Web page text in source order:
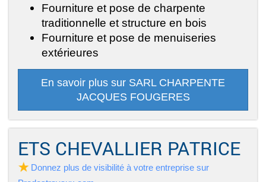
Fourniture et pose de charpente
traditionnelle et structure en bois
Fourniture et pose de menuiseries
extérieures
En savoir plus sur SARL CHARPENTE
JACQUES FOUGERES
ETS CHEVALLIER PATRICE
Donnez plus de visibilité à votre entreprise sur